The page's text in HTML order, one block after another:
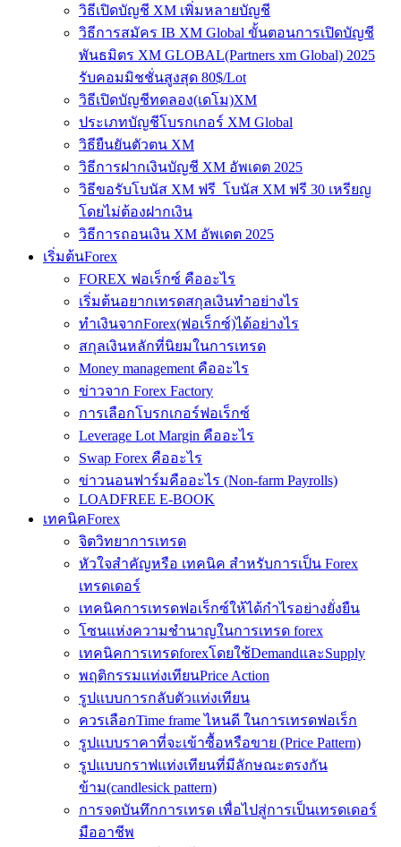
วิธีเปิดบัญชี XM เพิ่มหลายบัญชี
วิธีการสมัคร IB XM Global ขั้นตอนการเปิดบัญชี
พันธมิตร XM GLOBAL(Partners xm Global) 2025
รับคอมมิชชั่นสูงสุด 80$/Lot
วิธีเปิดบัญชีทดลอง(เดโม)XM
ประเภทบัญชีโบรกเกอร์ XM Global
วิธียืนยันตัวตน XM
วิธีการฝากเงินบัญชี XM อัพเดต 2025
วิธีขอรับโบนัส XM ฟรี โบนัส XM ฟรี 30 เหรียญ
โดยไม่ต้องฝากเงิน
วิธีการถอนเงิน XM อัพเดต 2025
เริ่มต้นForex
FOREX ฟอเร็กซ์ คืออะไร
เริ่มต้นอยากเทรดสกุลเงินทำอย่างไร
ทำเงินจากForex(ฟอเร็กซ์)ได้อย่างไร
สกุลเงินหลักที่นิยมในการเทรด
Money management คืออะไร
ข่าวจาก Forex Factory
การเลือกโบรกเกอร์ฟอเร็กซ์
Leverage Lot Margin คืออะไร
Swap Forex คืออะไร
ข่าวนอนฟาร์มคืออะไร (Non-farm Payrolls)
LOADFREE E-BOOK
เทคนิคForex
จิตวิทยาการเทรด
หัวใจสำคัญหรือ เทคนิค สำหรับการเป็น Forex
เทรดเดอร์
เทคนิคการเทรดฟอเร็กซ์ให้ได้กำไรอย่างยั่งยืน
โซนแห่งความชำนาญในการเทรด forex
เทคนิคการเทรดforexโดยใช้DemandและSupply
พฤติกรรมแท่งเทียนPrice Action
รูปแบบการกลับตัวแท่งเทียน
ควรเลือกTime frame ไหนดี ในการเทรดฟอเร็ก
รูปแบบราคาที่จะเข้าซื้อหรือขาย (Price Pattern)
รูปแบบกราฟแท่งเทียนที่มีลักษณะตรงกัน
ข้าม(candlesick pattern)
การจดบันทึกการเทรด เพื่อไปสู่การเป็นเทรดเดอร์
มืออาชีพ